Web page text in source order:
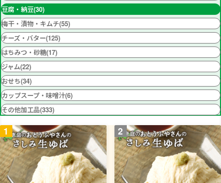
豆腐・納豆(30)
梅干・漬物・キムチ(55)
チーズ・バター(125)
はちみつ・砂糖(17)
ジャム(22)
おせち(34)
カップスープ・味噌汁(6)
その他加工品(333)
1 2